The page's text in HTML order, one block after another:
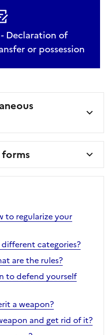
Declaration of
or possession
to regularize your
categories?
are the rules?
to defend yourself
a weapon?
and get rid of it?